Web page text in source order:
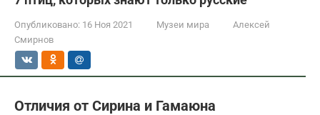
Опубликовано: 16 Ноя 2021 Музеи мира
Алексей
Смирнов
Отличия от Сирина и Гамаюна